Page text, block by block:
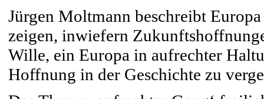
Jürgen Moltmann beschreibt
zeigen, inwiefern
Wille, ein Europa in aufrechter
Hoffnung in der Geschichte zu